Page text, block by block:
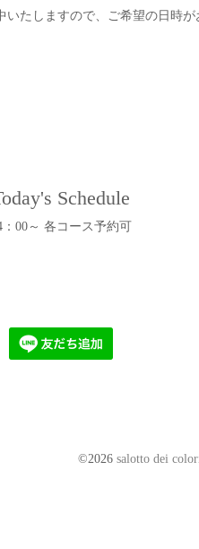
いたしますので、ご希望の日時
Schedule
：00～ 各コース予約可
©2026 salotto dei